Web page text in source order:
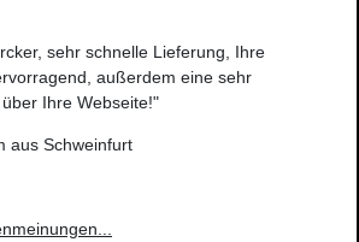
sehr schnelle Lieferung, Ihre
außerdem eine sehr
Ihre Webseite!"
aus Schweinfurt